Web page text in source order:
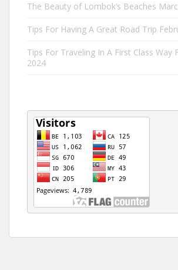
The Beauty of Lombok’s Beaches
Tips For Having A Great Road Trip
Tips For Traveling In A First Class Way
2024